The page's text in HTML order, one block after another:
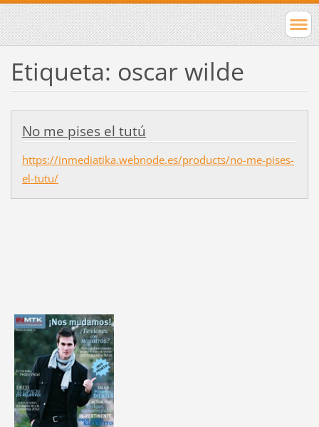
Etiqueta: oscar wilde
No me pises el tutú
https://inmediatika.webnode.es/products/no-me-pises-
el-tutu/